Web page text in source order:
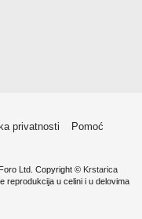
privatnosti
Pomoć
Ltd. Copyright © Krstarica
reprodukcija u celini i u delovima